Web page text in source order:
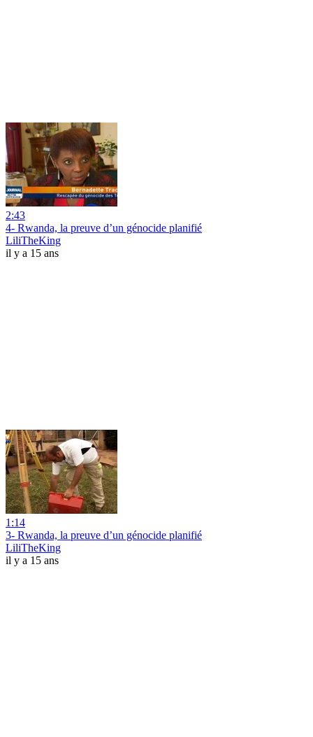
2:43
4- Rwanda, la preuve d’un génocide planifié
LiliTheKing
il y a 15 ans
1:14
3- Rwanda, la preuve d’un génocide planifié
LiliTheKing
il y a 15 ans